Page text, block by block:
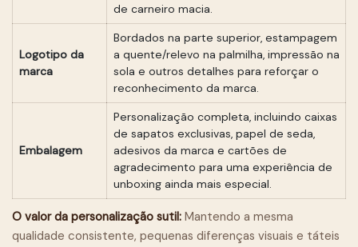
de carneiro macia.
Logotipo da
marca
Bordados na parte superior, estampagem
a quente/relevo na palmilha, impressão na
sola e outros detalhes para reforçar o
reconhecimento da marca.
Embalagem
Personalização completa, incluindo caixas
de sapatos exclusivas, papel de seda,
adesivos da marca e cartões de
agradecimento para uma experiência de
unboxing ainda mais especial.
O valor da personalização sutil: Mantendo a mesma
qualidade consistente, pequenas diferenças visuais e táteis